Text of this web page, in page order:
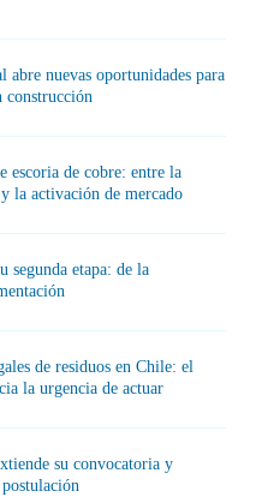
nuevas oportunidades para
construcción
escoria de cobre: entre la
la activación de mercado
segunda etapa: de la
de residuos en Chile: el
la urgencia de actuar
su convocatoria y